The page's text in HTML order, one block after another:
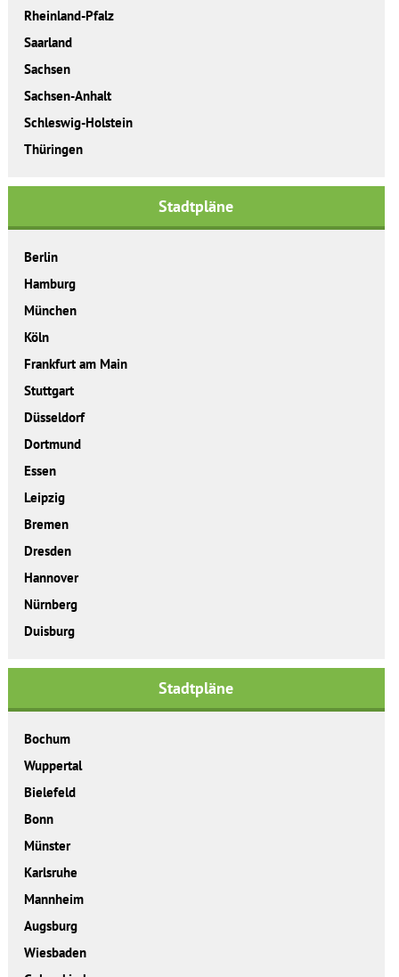
Rheinland-Pfalz
Saarland
Sachsen
Sachsen-Anhalt
Schleswig-Holstein
Thüringen
Stadtpläne
Berlin
Hamburg
München
Köln
Frankfurt am Main
Stuttgart
Düsseldorf
Dortmund
Essen
Leipzig
Bremen
Dresden
Hannover
Nürnberg
Duisburg
Stadtpläne
Bochum
Wuppertal
Bielefeld
Bonn
Münster
Karlsruhe
Mannheim
Augsburg
Wiesbaden